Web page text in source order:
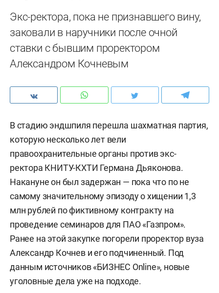
Экс-ректора, пока не признавшего вину,
заковали в наручники после очной
ставки с бывшим проректором
Александром Кочневым
В стадию эндшпиля перешла шахматная партия,
которую несколько лет вели
правоохранительные органы против экс-
ректора КНИТУ-КХТИ Германа Дьяконова.
Накануне он был задержан — пока что по не
самому значительному эпизоду о хищении 1,3
млн рублей по фиктивному контракту на
проведение семинаров для ПАО «Газпром».
Ранее на этой закупке погорели проректор вуза
Александр Кочнев и его подчиненный. Под
данным источников «БИЗНЕС Online», новые
уголовные дела уже на подходе.